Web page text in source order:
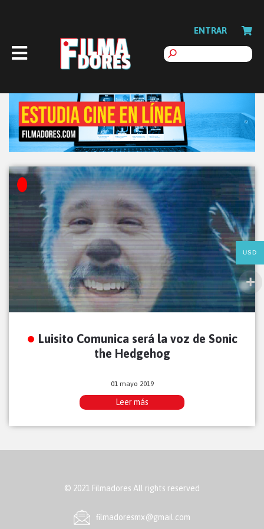
ENTRAR
Luisito Comunica será la voz de Sonic
the Hedgehog
01 mayo 2019
Leer más
© 2021 Filmadores All rights reserved
ﬁlmadoresmx@gmail.com
USD